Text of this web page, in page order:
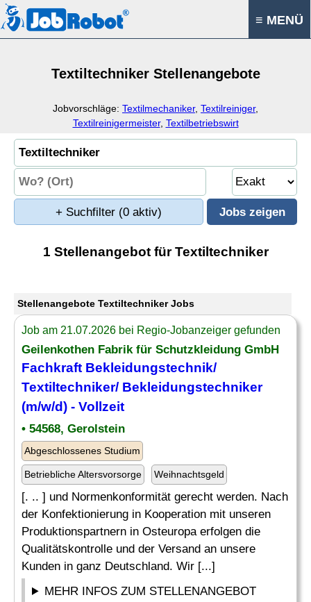
≡ MENÜ
Textiltechniker Stellenangebote
Jobvorschläge: Textilmechaniker, Textilreiniger,
Textilreinigermeister, Textilbetriebswirt
+ Suchfilter (0 aktiv)
1 Stellenangebot für Textiltechniker
Stellenangebote Textiltechniker Jobs
Job am 21.07.2026 bei Regio-Jobanzeiger gefunden
Geilenkothen Fabrik für Schutzkleidung GmbH
Fachkraft Bekleidungstechnik/
Textiltechniker/ Bekleidungstechniker
(m/w/d) - Vollzeit
• 54568, Gerolstein
Abgeschlossenes Studium
Betriebliche Altersvorsorge Weihnachtsgeld
[. .. ] und Normenkonformität gerecht werden. Nach
der Konfektionierung in Kooperation mit unseren
Produktionspartnern in Osteuropa erfolgen die
Qualitätskontrolle und der Versand an unsere
Kunden in ganz Deutschland. Wir [...]
MEHR INFOS ZUM STELLENANGEBOT